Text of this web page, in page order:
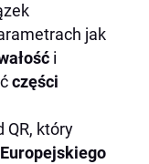
jak
i
części
QR, który
Europejskiego